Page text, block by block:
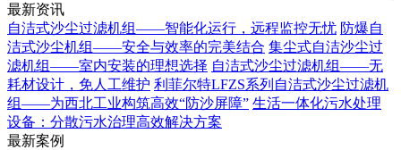
最新资讯
自洁式沙尘过滤机组——智能化运行，远程监控无忧 防爆自
洁式沙尘机组——安全与效率的完美结合 集尘式自洁沙尘过
滤机组——室内安装的理想选择 自洁式沙尘过滤机组——无
耗材设计，免人工维护 利菲尔特LFZS系列自洁式沙尘过滤机
组——为西北工业构筑高效“防沙屏障” 生活一体化污水处理
设备：分散污水治理高效解决方案
最新案例